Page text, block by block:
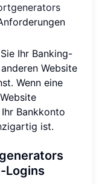
Ihr Banking-
Website
Wenn eine
Bankkonto
ist.
Logins